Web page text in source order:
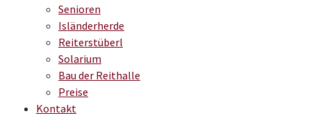
Senioren
Isländerherde
Reiterstüberl
Solarium
Bau der Reithalle
Preise
Kontakt